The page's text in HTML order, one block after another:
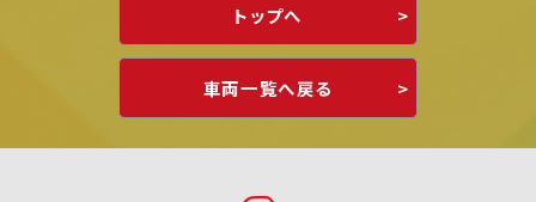
トップへ
車両一覧へ戻る